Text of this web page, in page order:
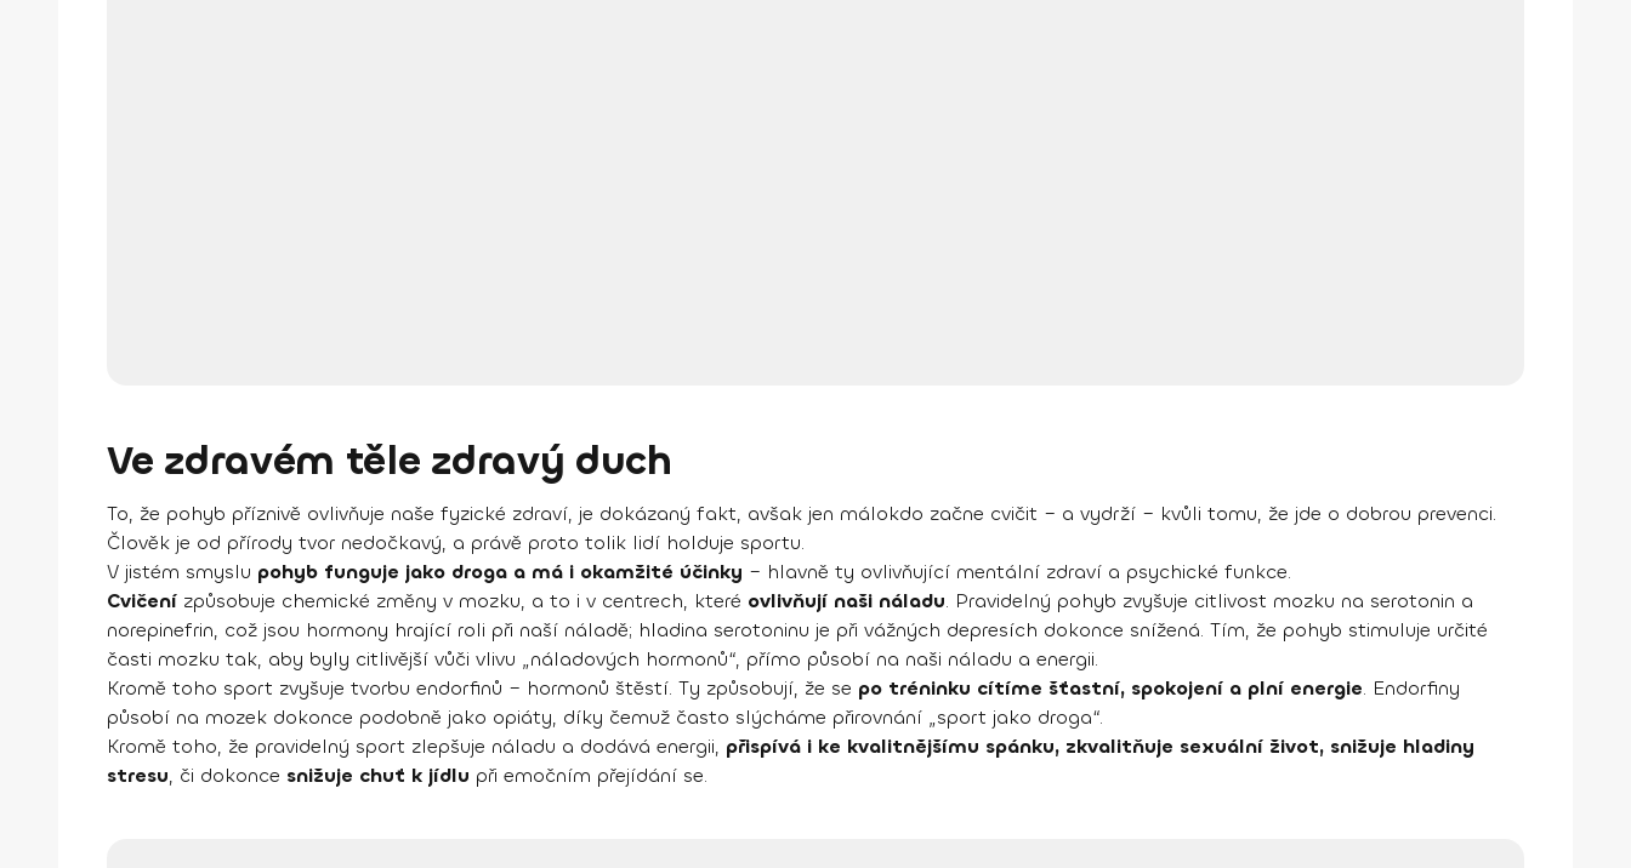
Ve zdravém těle zdravý duch
To, že pohyb příznivě ovlivňuje naše fyzické zdraví, je dokázaný fakt, avšak jen málokdo začne cvičit – a vydrží – kvůli tomu, že jde o dobrou prevenci.
Člověk je od přírody tvor nedočkavý, a právě proto tolik lidí holduje sportu.
V jistém smyslu pohyb funguje jako droga a má i okamžité účinky – hlavně ty ovlivňující mentální zdraví a psychické funkce.
Cvičení způsobuje chemické změny v mozku, a to i v centrech, které ovlivňují naši náladu. Pravidelný pohyb zvyšuje citlivost mozku na serotonin a
norepinefrin, což jsou hormony hrající roli při naší náladě; hladina serotoninu je při vážných depresích dokonce snížená. Tím, že pohyb stimuluje určité
časti mozku tak, aby byly citlivější vůči vlivu „náladových hormonů“, přímo působí na naši náladu a energii.
Kromě toho sport zvyšuje tvorbu endorfinů – hormonů štěstí. Ty způsobují, že se po tréninku cítíme šťastní, spokojení a plní energie. Endorfiny
působí na mozek dokonce podobně jako opiáty, díky čemuž často slýcháme přirovnání „sport jako droga“.
Kromě toho, že pravidelný sport zlepšuje náladu a dodává energii, přispívá i ke kvalitnějšímu spánku, zkvalitňuje sexuální život, snižuje hladiny
stresu, či dokonce snižuje chuť k jídlu při emočním přejídání se.